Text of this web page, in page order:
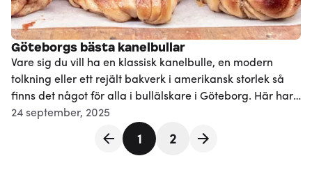
Göteborgs bästa kanelbullar
Vare sig du vill ha en klassisk kanelbulle, en modern
tolkning eller ett rejält bakverk i amerikansk storlek så
finns det något för alla i bullälskare i Göteborg. Här har
vi listat sju ställen i Göteborg där kanelbullen är värd ett
stopp – perfekt för en fikasugen lokalbo eller nyfiken
24 september, 2025
1 2